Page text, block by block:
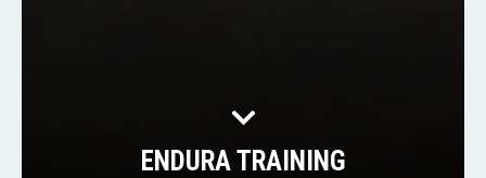
ENDURA TRAINING